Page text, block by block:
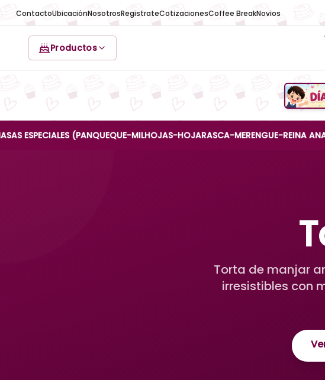
ContactoUbicaciónNosotrosRegistrateCotizacionesCoffee BreakNovios
Productos
(PANQUEQUE-MILHOJAS-HOJARASCA-MERENGUE-REINA ANA) SOLO
Torta de manjar
irresistibles con